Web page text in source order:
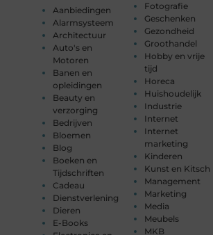
Aanbiedingen
Alarmsysteem
Architectuur
Auto's en
Motoren
Banen en
opleidingen
Beauty en
verzorging
Bedrijven
Bloemen
Blog
Boeken en
Tijdschriften
Cadeau
Dienstverlening
Dieren
E-Books
Fotografie
Geschenken
Gezondheid
Groothandel
Hobby en vrije
tijd
Horeca
Huishoudelijk
Industrie
Internet
Internet
marketing
Kinderen
Kunst en Kitsch
Management
Marketing
Media
Meubels
MKB